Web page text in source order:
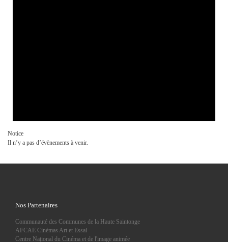
Notice
Il n’y a pas d’évènements à venir.
Nos Partenaires
Communauté des Communes de la Haute Saintonge
AFCAE Cinémas Art et Essai
Centre Național du Cinéma et de l'image animée